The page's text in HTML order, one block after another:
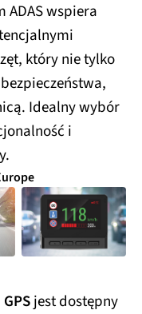
ADAS wspiera
który nie tylko
Idealny wybór
i
jest dostępny